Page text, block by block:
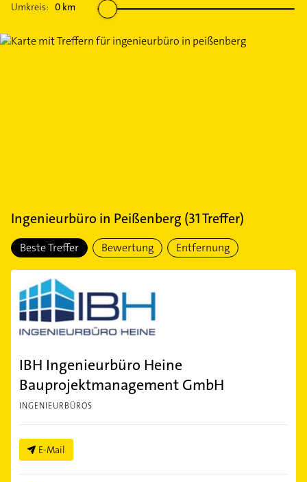
Umkreis: 0 km
Ingenieurbüro in Peißenberg (31Treffer)
Beste Treffer Bewertung Entfernung
IBH Ingenieurbüro Heine
Bauprojektmanagement GmbH
INGENIEURBÜROS
E-Mail